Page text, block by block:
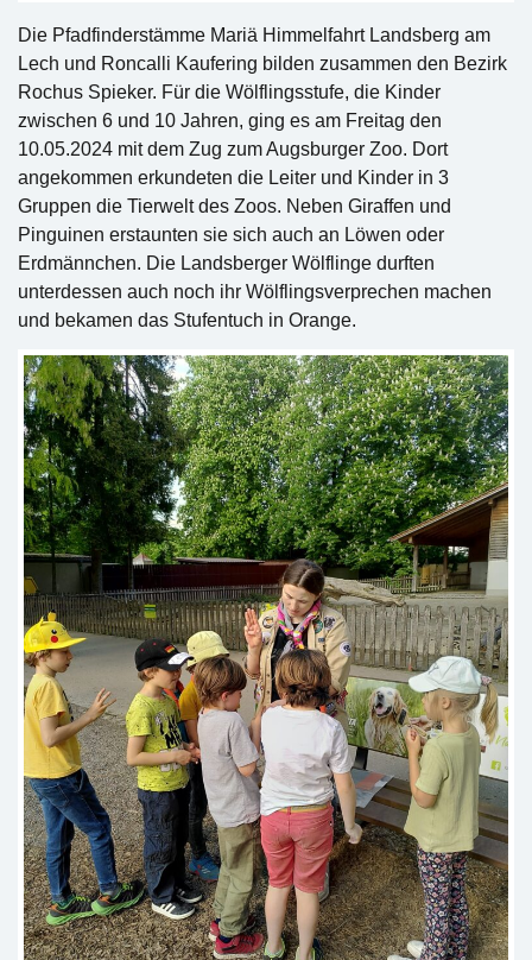
Die Pfadfinderstämme Mariä Himmelfahrt Landsberg am
Lech und Roncalli Kaufering bilden zusammen den Bezirk
Rochus Spieker. Für die Wölflingsstufe, die Kinder
zwischen 6 und 10 Jahren, ging es am Freitag den
10.05.2024 mit dem Zug zum Augsburger Zoo. Dort
angekommen erkundeten die Leiter und Kinder in 3
Gruppen die Tierwelt des Zoos. Neben Giraffen und
Pinguinen erstaunten sie sich auch an Löwen oder
Erdmännchen. Die Landsberger Wölflinge durften
unterdessen auch noch ihr Wölflingsverprechen machen
und bekamen das Stufentuch in Orange.